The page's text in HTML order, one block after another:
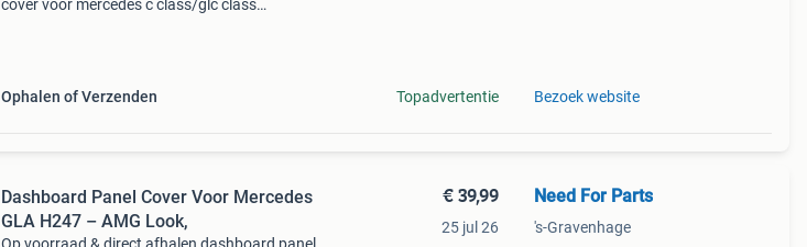
cover voor mercedes c class/glc class
Ophalen of Verzenden Topadvertentie Bezoek website
Dashboard Panel Cover Voor Mercedes
GLA H247 – AMG Look,
€ 39,99
25 jul 26
Need For Parts
's-Gravenhage